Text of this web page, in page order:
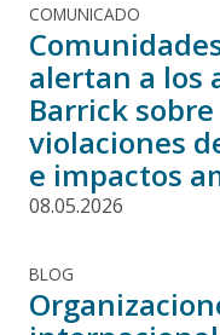
COMUNICADO
alertan a los
Barrick
violaciones
e impactos
08.05.2026
BLOG